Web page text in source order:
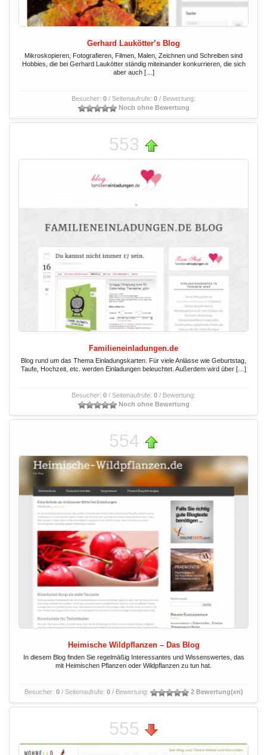
Gerhard Laukötter’s Blog
Mikroskopieren, Fotografieren, Filmen, Malen, Zeichnen und Schreiben sind
Hobbies, die bei Gerhard Laukötter ständig miteinander konkurrieren, die sich
aber auch […]
Besucher: 0 / Seitenaufrufe: 0 / Bewertung:
Noch ohne Bewertung
553
Familieneinladungen.de
Blog rund um das Thema Einladungskarten. Für viele Anlässe wie Geburtstag,
Taufe, Hochzeit, etc. werden Einladungen beleuchtet. Außerdem wird über […]
Besucher: 0 / Seitenaufrufe: 0 / Bewertung:
Noch ohne Bewertung
554
Heimische Wildpflanzen – Das Blog
In diesem Blog finden Sie regelmäßig Interessantes und Wissenswertes, das
mit Heimischen Pflanzen oder Wildpflanzen zu tun hat.
Besucher: 0/ Seitenaufrufe: 0/ Bewertung: 2 Bewertung(en)
555